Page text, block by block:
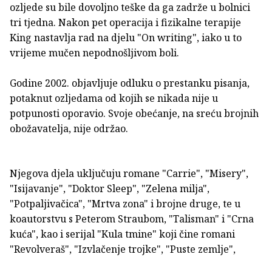
ozljede su bile dovoljno teške da ga zadrže u bolnici
tri tjedna. Nakon pet operacija i fizikalne terapije
King nastavlja rad na djelu "On writing", iako u to
vrijeme mučen nepodnošljivom boli.
Godine 2002. objavljuje odluku o prestanku pisanja,
potaknut ozljedama od kojih se nikada nije u
potpunosti oporavio. Svoje obećanje, na sreću brojnih
obožavatelja, nije održao.
Njegova djela uključuju romane "Carrie", "Misery",
"Isijavanje", "Doktor Sleep", "Zelena milja",
"Potpaljivačica", "Mrtva zona" i brojne druge, te u
koautorstvu s Peterom Straubom, "Talisman" i "Crna
kuća", kao i serijal "Kula tmine" koji čine romani
"Revolveraš", "Izvlačenje trojke", "Puste zemlje",